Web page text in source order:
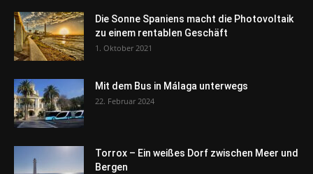
Die Sonne Spaniens macht die Photovoltaik
zu einem rentablen Geschäft
1. Oktober 2021
Mit dem Bus in Málaga unterwegs
22. Februar 2024
Torrox – Ein weißes Dorf zwischen Meer und
Bergen